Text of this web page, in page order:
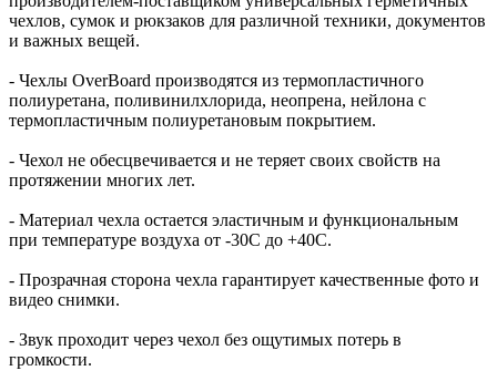
чехлов, сумок и рюкзаков для различной техники, документов
и важных вещей.
- Чехлы OverBoard производятся из термопластичного
полиуретана, поливинилхлорида, неопрена, нейлона с
термопластичным полиуретановым покрытием.
- Чехол не обесцвечивается и не теряет своих свойств на
протяжении многих лет.
- Материал чехла остается эластичным и функциональным
при температуре воздуха от -30C до +40C.
- Прозрачная сторона чехла гарантирует качественные фото и
видео снимки.
- Звук проходит через чехол без ощутимых потерь в
громкости.